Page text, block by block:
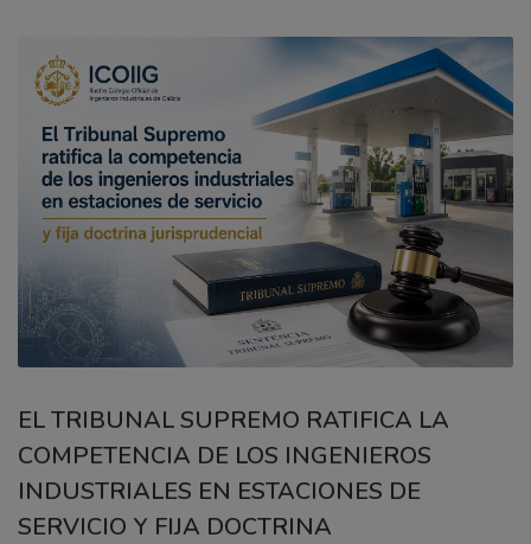
EL TRIBUNAL SUPREMO RATIFICA LA
COMPETENCIA DE LOS INGENIEROS
INDUSTRIALES EN ESTACIONES DE
SERVICIO Y FIJA DOCTRINA